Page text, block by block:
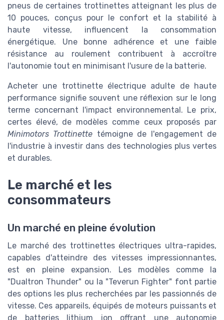
pneus de certaines trottinettes atteignant les plus de
10 pouces, conçus pour le confort et la stabilité à
haute vitesse, influencent la consommation
énergétique. Une bonne adhérence et une faible
résistance au roulement contribuent à accroître
l'autonomie tout en minimisant l'usure de la batterie.
Acheter une trottinette électrique adulte de haute
performance signifie souvent une réflexion sur le long
terme concernant l'impact environnemental. Le prix,
certes élevé, de modèles comme ceux proposés par
Minimotors Trottinette témoigne de l'engagement de
l'industrie à investir dans des technologies plus vertes
et durables.
Le marché et les
consommateurs
Un marché en pleine évolution
Le marché des trottinettes électriques ultra-rapides,
capables d'atteindre des vitesses impressionnantes,
est en pleine expansion. Les modèles comme la
"Dualtron Thunder" ou la "Teverun Fighter" font partie
des options les plus recherchées par les passionnés de
vitesse. Ces appareils, équipés de moteurs puissants et
de batteries lithium ion offrant une autonomie